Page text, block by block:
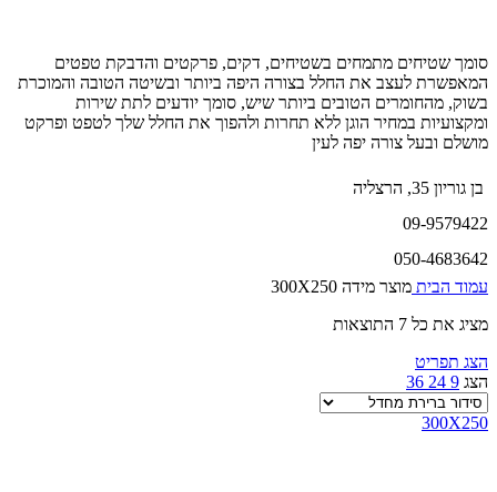
סומך שטיחים מתמחים בשטיחים, דקים, פרקטים והדבקת טפטים
המאפשרת לעצב את החלל בצורה היפה ביותר ובשיטה הטובה והמוכרת
בשוק, מהחומרים הטובים ביותר שיש, סומך יודעים לתת שירות
ומקצועיות במחיר הוגן ללא תחרות ולהפוך את החלל שלך לטפט ופרקט
מושלם ובעל צורה יפה לעין
בן גוריון 35, הרצליה
09-9579422
050-4683642
עמוד הבית מוצר מידה 300X250
מציג את כל 7 התוצאות
הצג תפריט
הצג 9
24
36
300X250